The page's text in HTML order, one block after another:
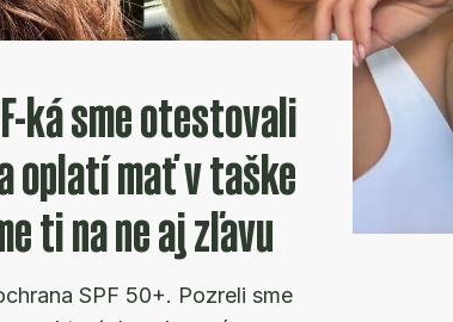
ká sme otestovali
oplatí mať v taške
ti na ne aj zľavu
SPF 50+. Pozreli sme